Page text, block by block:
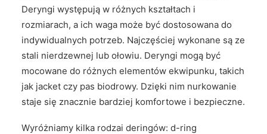
Deryngi występują w różnych kształtach i
rozmiarach, a ich waga może być dostosowana do
indywidualnych potrzeb. Najczęściej wykonane są ze
stali nierdzewnej lub ołowiu. Deryngi mogą być
mocowane do różnych elementów ekwipunku, takich
jak jacket czy pas biodrowy. Dzięki nim nurkowanie
staje się znacznie bardziej komfortowe i bezpieczne.
Wyróżniamy kilka rodzai deringów: d-ring